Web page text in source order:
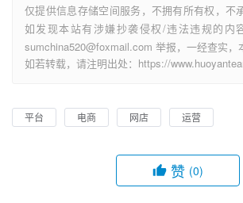
仅提供信息存储空间服务，不拥有所有权，不
如发现本站有涉嫌抄袭侵权/违法违规的内
sumchina520@foxmail.com 举报，一经查实，
如若转载，请注明出处：https://
平台 电商 网店 运营
赞 (0)